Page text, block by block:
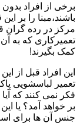
برخی از افراد
باشند،مبنا را بر
مرکز در رده گران
تعمیرکاری که به آن
کمک بگیرند!
این افراد قبل از
تعمیر لباسشویی
فکر نمی کنند که
بر خواهد آمد؟ یا
جنس آن ها برای